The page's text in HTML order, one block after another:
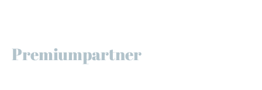
Premiumpartner